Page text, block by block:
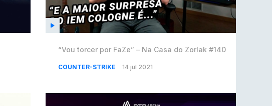
“Vou torcer por FaZe” – Na Casa do Zorlak #140
COUNTER-STRIKE 14 jul 2021